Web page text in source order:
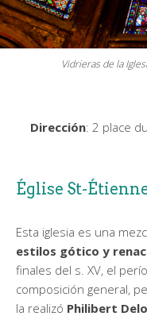
Vidrieras de la
Dirección: 2 place
Église St-
Esta iglesia es una
estilos gótico y
finales del s. XV, el
composición general,
la realizó Philibert